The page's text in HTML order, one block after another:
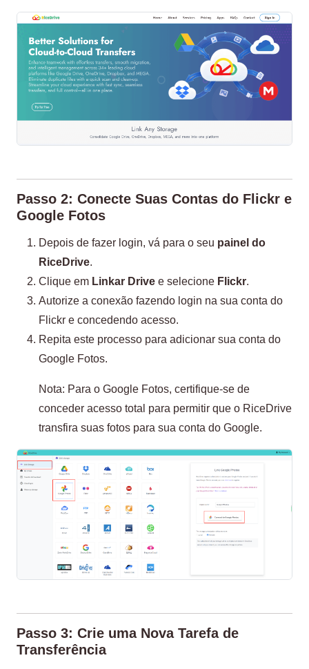
Passo 2: Conecte Suas Contas do Flickr e
Google Fotos
Depois de fazer login, vá para o seu painel do
RiceDrive.
Clique em Linkar Drive e selecione Flickr.
Autorize a conexão fazendo login na sua conta do
Flickr e concedendo acesso.
Repita este processo para adicionar sua conta do
Google Fotos.
Nota: Para o Google Fotos, certifique-se de
conceder acesso total para permitir que o RiceDrive
transfira suas fotos para sua conta do Google.
Passo 3: Crie uma Nova Tarefa de
Transferência